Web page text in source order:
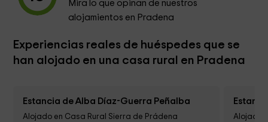
Mira lo que opinan de nuestros
alojamientos en Pradena
Experiencias reales de huéspedes que se
han alojado en una casa rural en Pradena
Estancia de Alba Díaz-Guerra Peñalba
Alojado en Casa Rural Sierra de Prádena Alojado